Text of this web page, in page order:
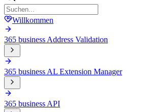
Willkommen
365 business Address Validation
365 business AL Extension Manager
365 business API